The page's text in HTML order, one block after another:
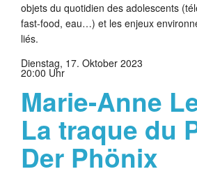
objets du quotidien des adolescents
fast-food, eau…) et les enjeux
liés.
Dienstag, 17. Oktober 2023
20:00 Uhr
Marie-Anne
La traque du
Der Phönix